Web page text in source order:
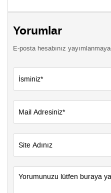
Yorumlar
E-posta hesabınız